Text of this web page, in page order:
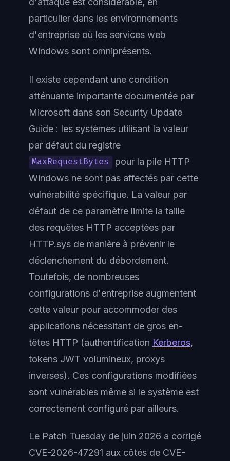
particulier dans les environnements
d'entreprise où les services web
Windows sont omniprésents.
Il existe cependant une condition
atténuante importante documentée par
Microsoft dans son Security Update
Guide : les systèmes utilisant la valeur
par défaut du registre
MaxRequestBytes
pour la pile HTTP
Windows ne sont pas affectés par cette
vulnérabilité spécifique. La valeur par
défaut de ce paramètre limite la taille
des requêtes HTTP acceptées par
HTTP.sys de manière à prévenir le
déclenchement du débordement.
Toutefois, de nombreuses
configurations d'entreprise augmentent
cette valeur pour accommoder des
applications nécessitant de gros en-
têtes HTTP (authentification Kerberos,
tokens JWT volumineux, proxys
inverses). Ces configurations modifiées
sont vulnérables même si le système est
correctement configuré par ailleurs.
Le Patch Tuesday de juin 2026 a corrigé
CVE-2026-47291 aux côtés de CVE-